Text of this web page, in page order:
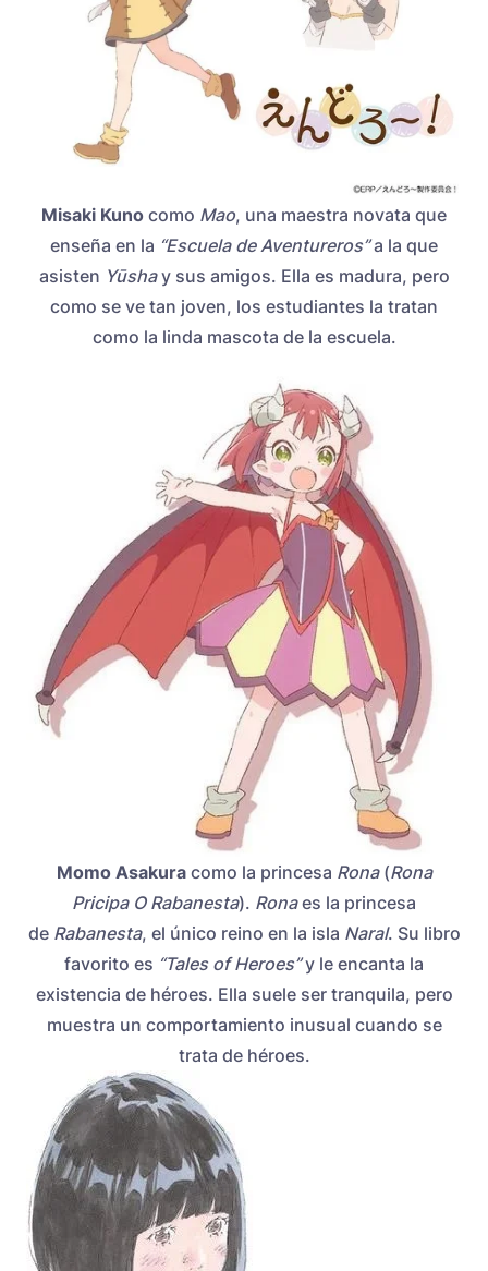
Misaki Kuno como Mao, una maestra novata que
enseña en la “Escuela de Aventureros”a la que
asisten Yūshay sus amigos. Ella es madura, pero
como se ve tan joven, los estudiantes la tratan
como la linda mascota de la escuela.
Momo Asakuracomo la princesa Rona(Rona
Pricipa O Rabanesta). Ronaes la princesa
de Rabanesta, el único reino en la isla Naral. Su libro
favorito es “Tales of Heroes”y le encanta la
existencia de héroes. Ella suele ser tranquila, pero
muestra un comportamiento inusual cuando se
trata de héroes.